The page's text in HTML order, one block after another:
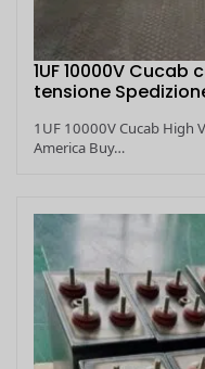
1UF 10000V
tensione
1UF 10000V Cucab High
America Buy…